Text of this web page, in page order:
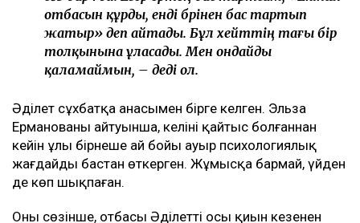
отбасын құрды, енді бәрінен бас тартып
жатыр» деп айтады. Бұл хейттің тағы бір
толқынына ұласады. Мен ондайды
қаламаймын, – деді ол.
Әділет сұхбатқа анасымен бірге келген. Эльза
Ерманованың айтуынша, келіні қайтыс болғаннан
кейін ұлы бірнеше ай бойы ауыр психологиялық
жағдайды бастан өткерген. Жұмысқа бармай, үйден
де көп шықпаған.
Оның сөзінше, отбасы Әділеттің осы қиын кезеңнен